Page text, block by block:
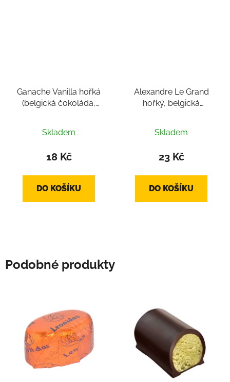
Ganache Vanilla hořká
(belgická čokoláda,
Skladem
18 Kč
DO KOŠÍKU
Alexandre Le Grand
hořký, belgická
Skladem
23 Kč
DO KOŠÍKU
Podobné produkty